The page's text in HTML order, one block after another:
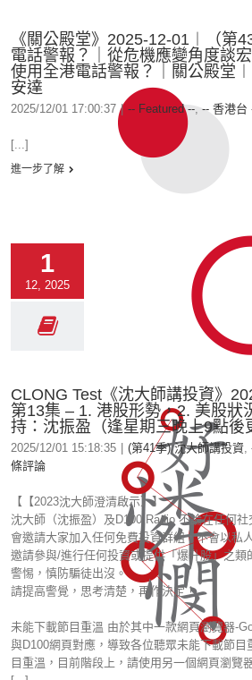
《關公殿堂》2025-12-01︱（第
電話警報？｜從危機應變角度談
使用全港電話警報？｜關公殿堂
安達
2025/12/01 17:00:37 | -- Featured --,-- 香港台
[...]
進一步了解
1
12, 2025
CLONG Test《沈大師講投資》
第13集 – 1. 港股形勢，2. 美股狀
持：沈振盈（逢星期三晚上9點後
2025/12/01 15:18:35 (第41季) 沈大師講投資,
條評論
【【2023沈大師澄清啟示】】
沈大師（沈振盈）及D100 Radio 不論在任何
會邀請大家加入任何免費投資群組，不會以私
邀請參與/進行任何投資或提供「爆升股」之類
警惕，慎防騙徒出沒。
請提高警覺，思考清楚，再作決定！
未能下載節目重溫 由於其中一款網頁瀏覽器-
與D100網頁對應，導致各位聽眾未能下載節目
目重溫，目前階段上，請使用另一個網頁瀏覽